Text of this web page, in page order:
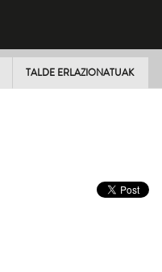
TALDE ERLAZIONATUAK